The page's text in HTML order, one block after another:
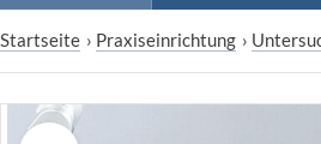
Startseite › Praxiseinrichtung ›